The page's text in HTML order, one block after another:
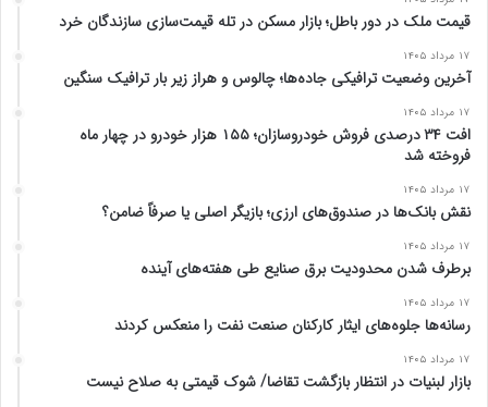
ب
ی
ع
ی
قیمت ملک در دور باطل؛ بازار مسکن در تله قیمت‌سازی سازندگان خرد
۱۷ مرداد ۱۴۰۵
آخرین وضعیت ترافیکی جاده‌ها؛ چالوس و هراز زیر بار ترافیک سنگین
۱۷ مرداد ۱۴۰۵
افت ۳۴ درصدی فروش خودروسازان؛ ۱۵۵ هزار خودرو در چهار ماه
فروخته شد
۱۷ مرداد ۱۴۰۵
نقش بانک‌ها در صندوق‌های ارزی؛ بازیگر اصلی یا صرفاً ضامن؟
۱۷ مرداد ۱۴۰۵
برطرف شدن محدودیت‌ برق صنایع طی هفته‌های آینده
۱۷ مرداد ۱۴۰۵
رسانه‌ها جلوه‌های ایثار کارکنان صنعت نفت را منعکس کردند
۱۷ مرداد ۱۴۰۵
بازار لبنیات در انتظار بازگشت تقاضا/ شوک قیمتی به صلاح نیست